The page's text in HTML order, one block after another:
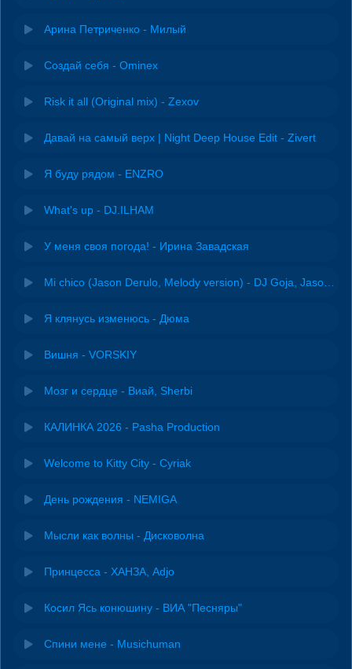
Арина Петриченко - Милый
Создай себя - Ominex
Risk it all (Original mix) - Zexov
Давай на самый верх | Night Deep House Edit - Zivert
Я буду рядом - ENZRO
What's up - DJ.ILHAM
У меня своя погода! - Ирина Завадская
Я клянусь изменюсь - Дюма
Вишня - VORSKIY
Мозг и сердце - Виай, Sherbi
КАЛИНКА 2026 - Pasha Production
Welcome to Kitty City - Cyriak
День рождения - NEMIGA
Мысли как волны - Дисковолна
Принцесса - ХАНЗА, Adjo
Косил Ясь конюшину - ВИА "Песняры"
Спини мене - Musichuman